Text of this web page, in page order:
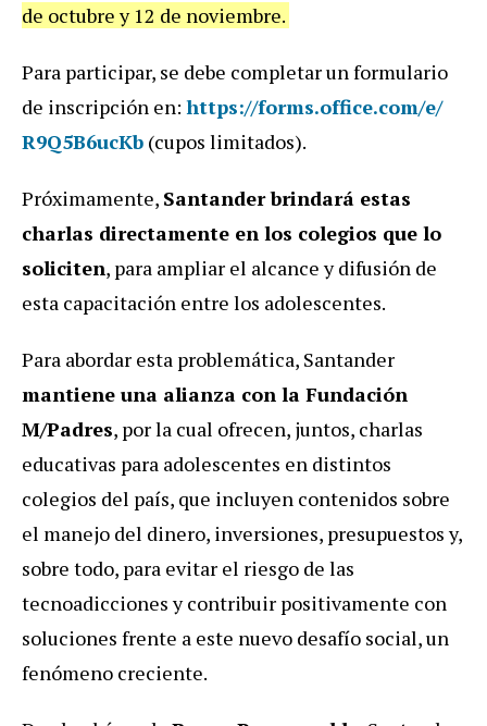
de octubre y 12 de noviembre.
Para participar, se debe completar un formulario
de inscripción en: https://forms.office.com/e/
R9Q5B6ucKb (cupos limitados).
Próximamente, Santander brindará estas
charlas directamente en los colegios que lo
soliciten, para ampliar el alcance y difusión de
esta capacitación entre los adolescentes.
Para abordar esta problemática, Santander
mantiene una alianza con la Fundación
M/Padres, por la cual ofrecen, juntos, charlas
educativas para adolescentes en distintos
colegios del país, que incluyen contenidos sobre
el manejo del dinero, inversiones, presupuestos y,
sobre todo, para evitar el riesgo de las
tecnoadicciones y contribuir positivamente con
soluciones frente a este nuevo desafío social, un
fenómeno creciente.